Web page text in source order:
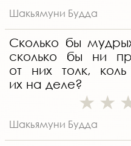
Шакьямуни Будда
Сколько бы
сколько бы ни
от них толк,
их на деле?
Шакьямуни Будда